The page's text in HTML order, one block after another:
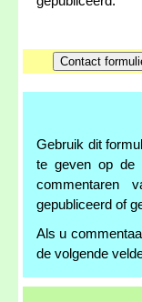
Gebruik dit
te geven op de
commentaren
gepubliceerd of
Als u
de volgende